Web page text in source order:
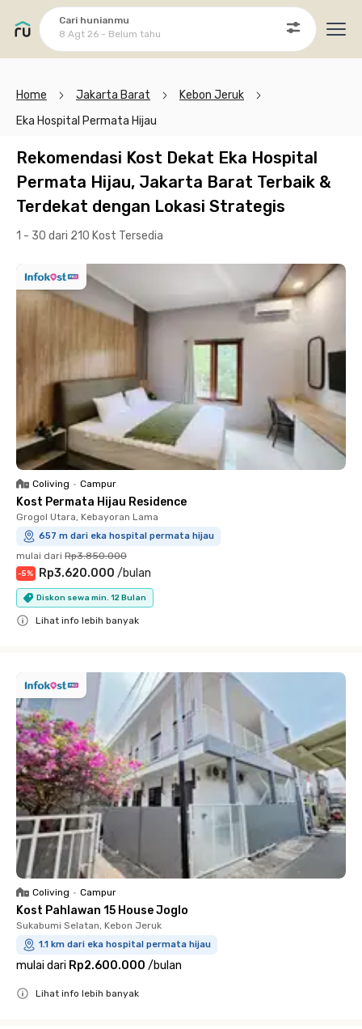
Cari hunianmu
8 Agt 26 - Belum tahu
Home Jakarta Barat
Kebon Jeruk
Eka Hospital Permata Hijau
Rekomendasi Kost Dekat Eka Hospital
Permata Hijau, Jakarta Barat Terbaik &
Terdekat dengan Lokasi Strategis
1 - 30 dari 210 Kost Tersedia
Coliving • Campur
Kost Permata Hijau Residence
Grogol Utara, Kebayoran Lama
657 m dari eka hospital permata hijau
mulai dari Rp3.850.000
-5% Rp3.620.000 /bulan
Diskon sewa min. 12 Bulan
Lihat info lebih banyak
Coliving • Campur
Kost Pahlawan 15 House Joglo
Sukabumi Selatan, Kebon Jeruk
1.1 km dari eka hospital permata hijau
mulai dari Rp2.600.000 /bulan
Lihat info lebih banyak